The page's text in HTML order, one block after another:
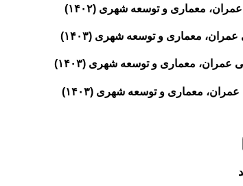
معماری و توسعه شهری (۱۴۰۲)
معماری و توسعه شهری (۱۴۰۳)
معماری و توسعه شهری (۱۴۰۳)
معماری و توسعه شهری (۱۴۰۳)